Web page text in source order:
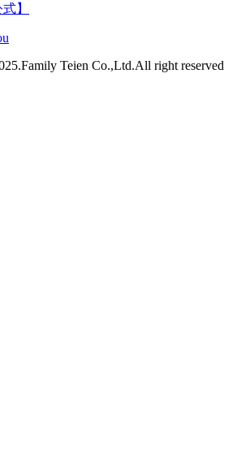
】
Teien Co.,Ltd.All right reserved